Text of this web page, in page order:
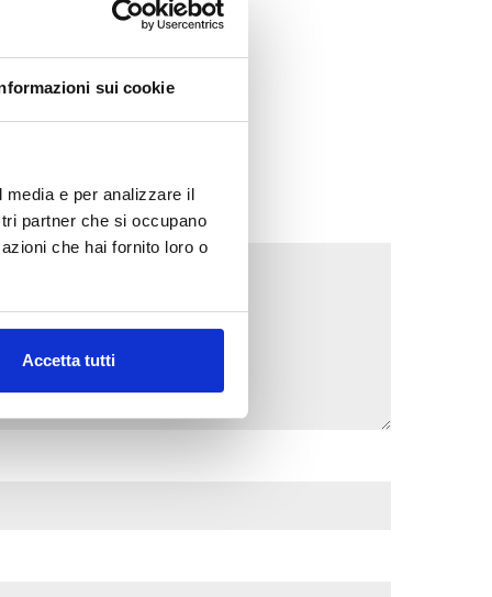
sui cookie
e per analizzare il
partner che si occupano
che hai fornito loro o
Accetta tutti